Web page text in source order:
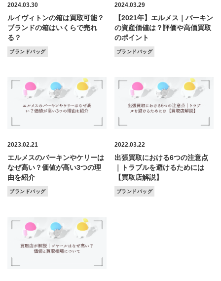
2024.03.30
ルイヴィトンの箱は買取可能？
ブランドの箱はいくらで売れ
る？
ブランドバッグ
2024.03.29
【2021年】エルメス｜バーキン
の資産価値は？評価や高価買取
のポイント
ブランドバッグ
2023.02.21
エルメスのバーキンやケリーは
なぜ高い？価値が高い3つの理
由を紹介
ブランドバッグ
2022.03.22
出張買取における6つの注意点
｜トラブルを避けるためには
【買取店解説】
ブランドバッグ